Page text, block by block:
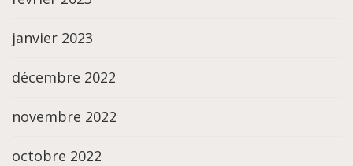
janvier 2023
décembre 2022
novembre 2022
octobre 2022